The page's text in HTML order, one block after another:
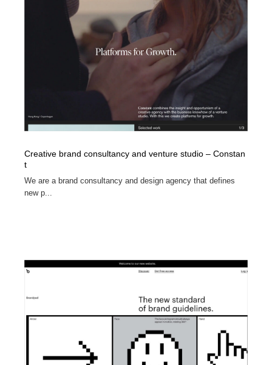
Creative brand consultancy and venture studio – Constan
t
We are a brand consultancy and design agency that defines
new p...